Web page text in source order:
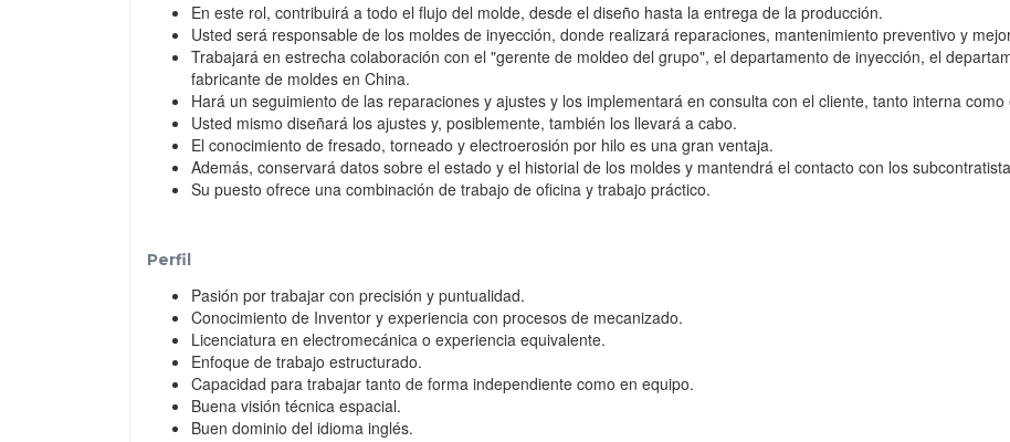
En este rol, contribuirá a todo el flujo del molde, desde el diseño hasta la entrega de la producción.
Usted será responsable de los moldes de inyección, donde realizará reparaciones, mantenimiento preventivo y
Trabajará en estrecha colaboración con el "gerente de moldeo del grupo", el departamento de inyección, el
fabricante de moldes en China.
Hará un seguimiento de las reparaciones y ajustes y los implementará en consulta con el cliente, tanto interna
Usted mismo diseñará los ajustes y, posiblemente, también los llevará a cabo.
El conocimiento de fresado, torneado y electroerosión por hilo es una gran ventaja.
Además, conservará datos sobre el estado y el historial de los moldes y mantendrá el contacto con los
Su puesto ofrece una combinación de trabajo de oficina y trabajo práctico.
Perfil
Pasión por trabajar con precisión y puntualidad.
Conocimiento de Inventor y experiencia con procesos de mecanizado.
Licenciatura en electromecánica o experiencia equivalente.
Enfoque de trabajo estructurado.
Capacidad para trabajar tanto de forma independiente como en equipo.
Buena visión técnica espacial.
Buen dominio del idioma inglés.